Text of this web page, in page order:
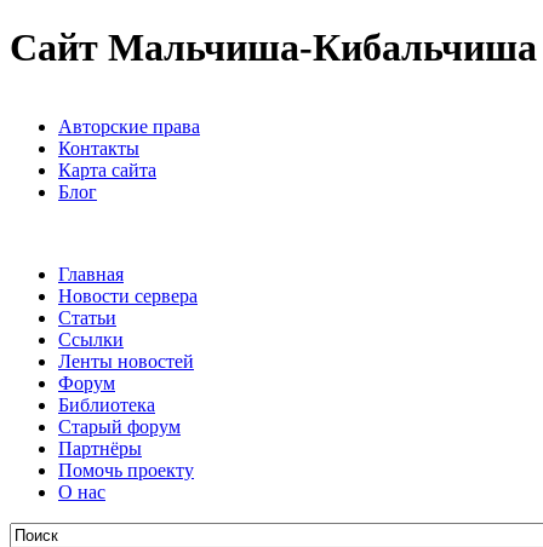
Сайт Мальчиша-Кибальчиша
Авторские права
Контакты
Карта сайта
Блог
Главная
Новости сервера
Статьи
Ссылки
Ленты новостей
Форум
Библиотека
Старый форум
Партнёры
Помочь проекту
О нас